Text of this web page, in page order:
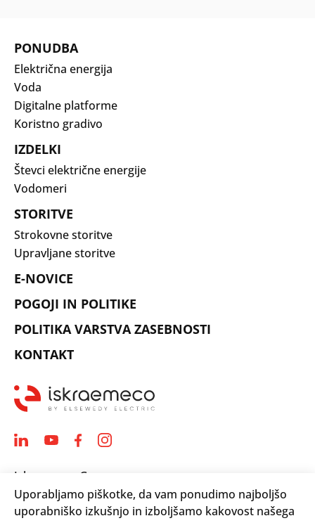
PONUDBA
Električna energija
Voda
Digitalne platforme
Koristno gradivo
IZDELKI
Števci električne energije
Vodomeri
STORITVE
Strokovne storitve
Upravljane storitve
E-NOVICE
POGOJI IN POLITIKE
POLITIKA VARSTVA ZASEBNOSTI
KONTAKT
Iskraemeco Group
Savska loka 4
4000 Kranj, Slovenija
Uporabljamo piškotke, da vam ponudimo najboljšo
uporabniško izkušnjo in izboljšamo kakovost našega